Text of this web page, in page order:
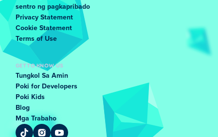
sentro ng pagkapribado
Privacy Statement
Cookie Statement
Terms of Use
GET TO KNOW US
Tungkol Sa Amin
Poki for Developers
Poki Kids
Blog
Mga Trabaho